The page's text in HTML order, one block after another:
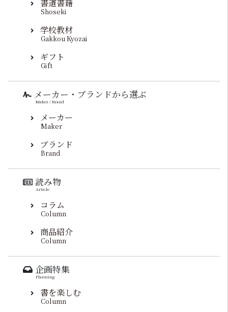
書道書籍
Shoseki
学校教材
Gakkou Kyozai
ギフト
Gift
メーカー・ブランドから選ぶ
Maker / Brand
メーカー
Maker
ブランド
Brand
読み物
Article
コラム
Column
商品紹介
Column
企画特集
Planning
書を楽しむ
Column